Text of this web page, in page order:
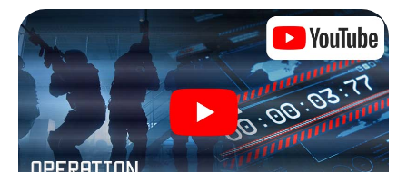
je niet opgesloten in een kamer waaruit je jezelf binnen
een bepaald tijdvenster moet bevrijden. Met deze
speurtocht met een smartphone wordt heel Grugliasco
jouw speelveld! De technische voorwaarden voor jouw
avontuur in Grugliasco zijn een smartphone en toegang
tot het mobiel internet. Met één klik krijg jij toegang tot
onze app. Je hoeft niets te installeren om door
interactieve video's, lastige minigames of andere
functies in de actie te worden getrokken.